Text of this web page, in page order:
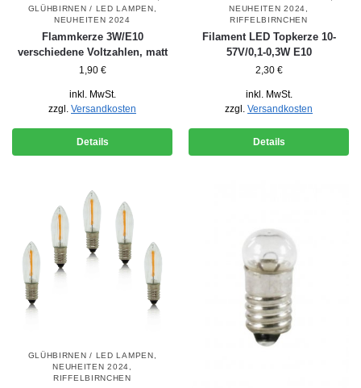
GLÜHBIRNEN / LED LAMPEN
NEUHEITEN 2024
Flammkerze 3W/E10
verschiedene Voltzahlen, matt
1,90 €
inkl. MwSt.
zzgl. Versandkosten
Details
NEUHEITEN 2024
RIFFELBIRNCHEN
Filament LED Topkerze 10-
57V/0,1-0,3W E10
2,30 €
inkl. MwSt.
zzgl. Versandkosten
Details
GLÜHBIRNEN / LED LAMPEN
NEUHEITEN 2024
RIFFELBIRNCHEN